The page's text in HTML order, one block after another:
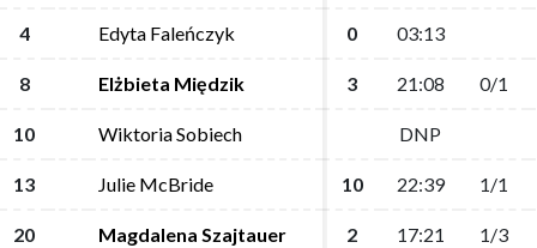
4 Edyta Faleńczyk 0 03:13
8 Elżbieta Międzik 3 21:08 0/1
10 Wiktoria Sobiech DNP
13 Julie McBride 10 22:39 1/1
20 Magdalena Szajtauer 2 17:21 1/3
4 Edyta Faleńczyk 0 03:13
8 Elżbieta Międzik 3 21:08 0/1
10 Wiktoria Sobiech DNP
13 Julie McBride 10 22:39 1/1
20 Magdalena Szajtauer 2 17:21 1/3